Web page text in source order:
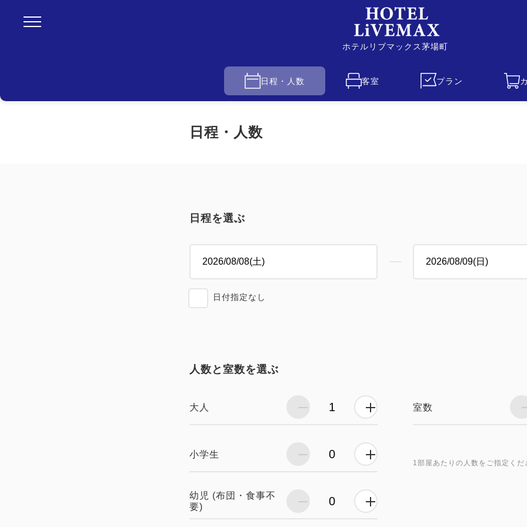
ホテルリブマックス茅場町
日程・人数 客室 プラン
日程・人数
日程を選ぶ
日付指定なし
人数と室数を選ぶ
大人
小学生
幼児 (布団・食事不
要)
室数
1部屋あたりの人数をご指定くだ